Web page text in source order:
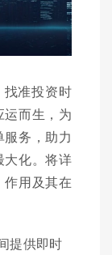
准投资时
而生，为
务，助力
大化。将详
用及其在
提供即时